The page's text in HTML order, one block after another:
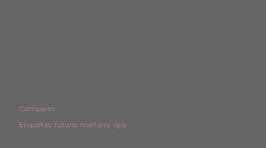
Compartir
Etiquetas: futuro mañana ojos